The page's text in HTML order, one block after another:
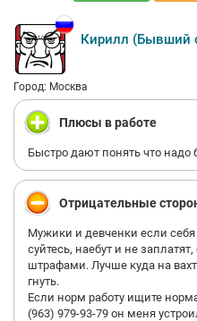
Кирилл (Бывший
Город: Москва
Плюсы в работе
Быстро дают понять что надо
Отрицательные
Мужики и девченки если себя
суйтесь, наебут и не
штрафами. Лучше куда на
гнуть.
Если норм работу ищите
(963) 979-93-79 он меня